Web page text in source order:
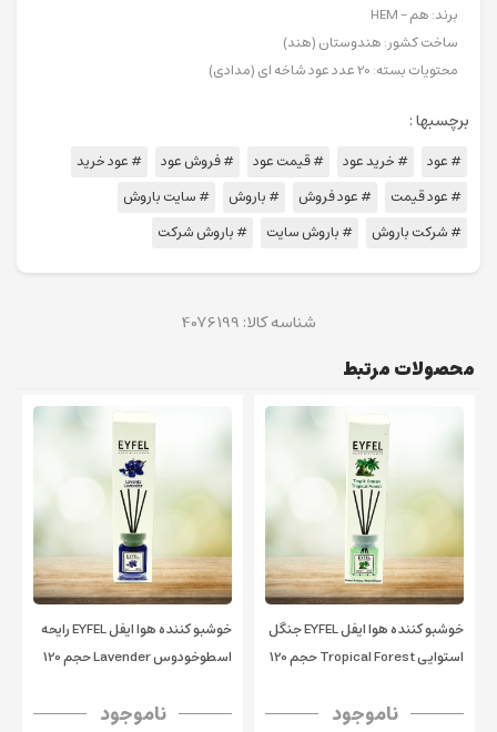
برند: هم – HEM
ساخت کشور: هندوستان (هند)
محتویات بسته: 20 عدد عود شاخه ای (مدادی)
برچسبها :
# عود # خرید عود # قیمت عود # فروش عود
# عود خرید
# عود قیمت
# عود فروش # باروش
# سایت باروش
# شرکت باروش
# باروش سایت # باروش شرکت
شناسه کالا: 4076199
محصولات مرتبط
خوشبو کننده هوا ایفل EYFEL جنگل
استوایی Tropical Forest حجم 120
ناموجود
خوشبو کننده هوا ایفل EYFEL رایحه
اسطوخودوس Lavender حجم 120
ناموجود